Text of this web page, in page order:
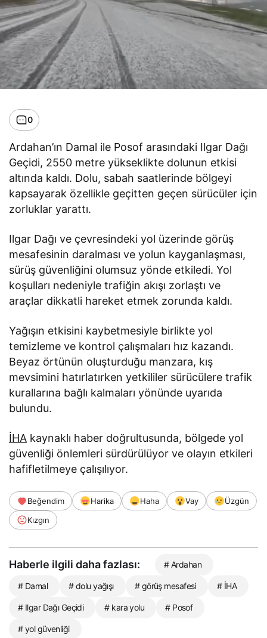
0
Ardahan’ın Damal ile Posof arasındaki Ilgar Dağı
Geçidi, 2550 metre yükseklikte dolunun etkisi
altında kaldı. Dolu, sabah saatlerinde bölgeyi
kapsayarak özellikle geçitten geçen sürücüler için
zorluklar yarattı.
Ilgar Dağı ve çevresindeki yol üzerinde görüş
mesafesinin daralması ve yolun kayganlaşması,
sürüş güvenliğini olumsuz yönde etkiledi. Yol
koşulları nedeniyle trafiğin akışı zorlaştı ve
araçlar dikkatli hareket etmek zorunda kaldı.
Yağışın etkisini kaybetmesiyle birlikte yol
temizleme ve kontrol çalışmaları hız kazandı.
Beyaz örtünün oluşturduğu manzara, kış
mevsimini hatırlatırken yetkililer sürücülere trafik
kurallarına bağlı kalmaları yönünde uyarıda
bulundu.
İHA kaynaklı haber doğrultusunda, bölgede yol
güvenliği önlemleri sürdürülüyor ve olayın etkileri
hafifletilmeye çalışılıyor.
Beğendim Harika Haha Vay
Üzgün
Kızgın
Haberle ilgili daha fazlası: # Ardahan
# Damal # dolu yağışı # görüş mesafesi # İHA
# Ilgar Dağı Geçidi # kara yolu # Posof
# yol güvenliği